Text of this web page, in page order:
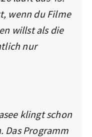
wenn du Filme
willst als die
nur
klingt schon
Das Programm